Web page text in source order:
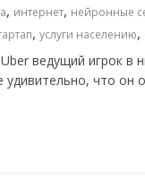
, интернет, нейронные
,услуги населению,
ведущий игрок в
удивительно, что он